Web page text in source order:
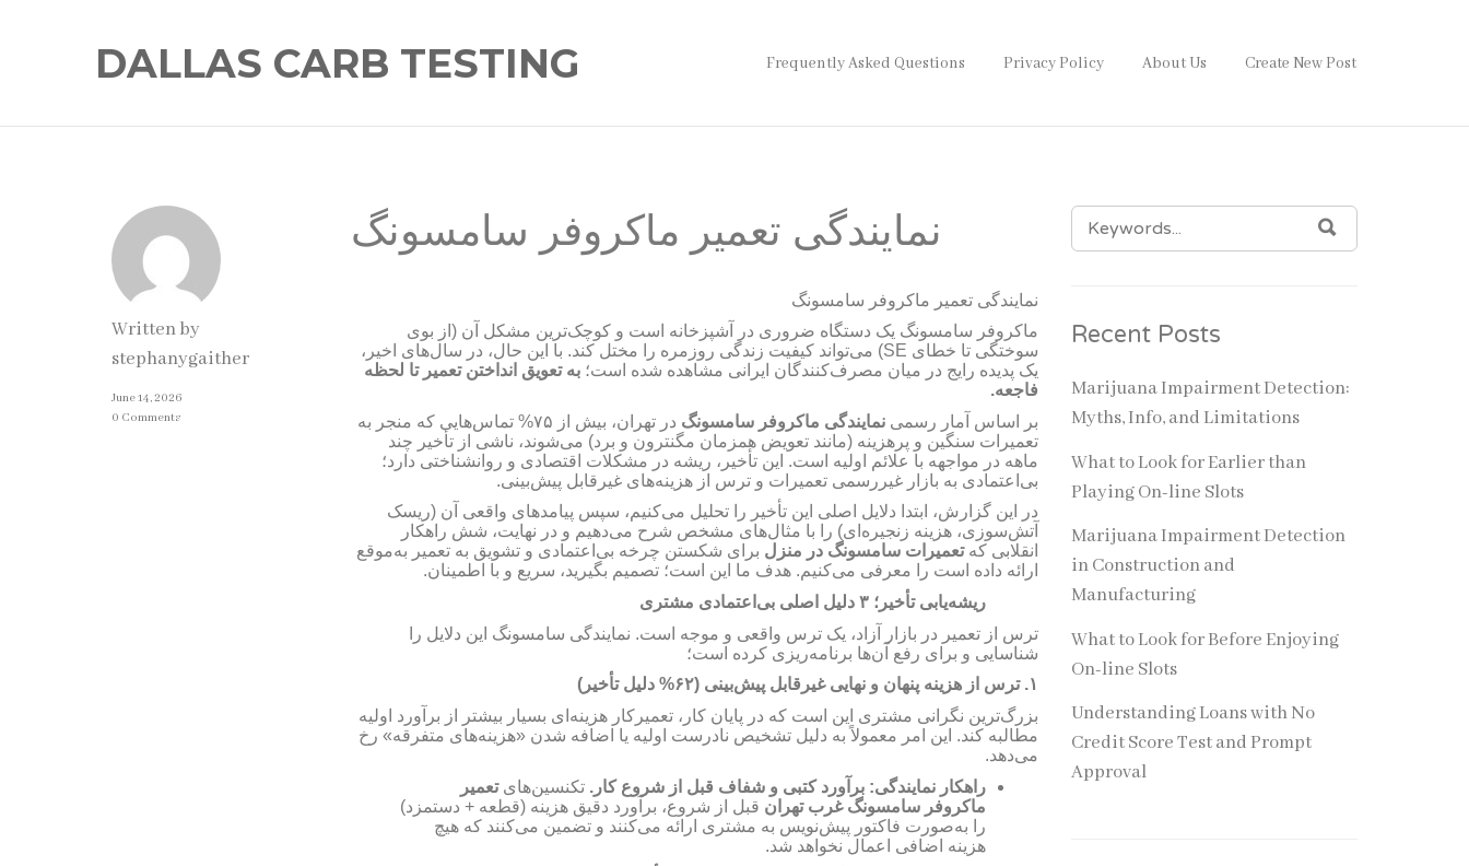
DALLAS CARB TESTING Frequently Asked Questions Privacy Policy About Us Create New Post
Written by
stephanygaither
June 14, 2026
0 Comments
نمایندگی تعمیر ماکروفر سامسونگ
نمایندگی تعمیر ماکروفر سامسونگ
ماکروفر سامسونگ یک دستگاه ضروری در آشپزخانه است و کوچک‌ترین مشکل آن (از بوی
سوختگی تا خطای SE) می‌تواند کیفیت زندگی روزمره را مختل کند. با این حال، در سال‌های اخیر،
یک پدیده رایج در میان مصرف‌کنندگان ایرانی مشاهده شده است؛به تعویق انداختن تعمیر تا لحظه
فاجعه.
بر اساس آمار رسمینمایندگی ماکروفر سامسونگ در تهران، بیش از ۷۵%
تماس‌هایی که منجر به
تعمیرات سنگین و پرهزینه (مانند تعویض همزمان مگنترون و برد) می‌شوند، ناشی از تأخیر چند
ماهه در مواجهه با علائم اولیه است. این تأخیر، ریشه در مشکلات اقتصادی و روانشناختی دارد؛
بی‌اعتمادی به بازار غیررسمی تعمیرات و ترس از هزینه‌های غیرقابل پیش‌بینی.
در این گزارش، ابتدا دلایل اصلی این تأخیر را تحلیل می‌کنیم، سپس پیامدهای واقعی آن (ریسک
آتش‌سوزی، هزینه زنجیره‌ای) را با مثال‌های مشخص شرح می‌دهیم و در نهایت، شش راهکار
انقلابی کهتعمیرات سامسونگ در منزل برای شکستن چرخه بی‌اعتمادی و تشویق به تعمیر به‌موقع
ارائه داده است را معرفی می‌کنیم. هدف ما این است؛ تصمیم بگیرید، سریع و با اطمینان.
ریشه‌یابی تأخیر؛۳ دلیل اصلی بی‌اعتمادی مشتری
ترس از تعمیر در بازار آزاد، یک ترس واقعی و موجه است. نمایندگی سامسونگ این دلایل را
شناسایی و برای رفع آن‌ها برنامه‌ریزی کرده است؛
۱. ترس از هزینه پنهان و نهایی غیرقابل پیش‌بینی (۶۲%
دلیل تأخیر)
بزرگ‌ترین نگرانی مشتری این است که در پایان کار، تعمیرکار هزینه‌ای بسیار بیشتر از برآورد اولیه
مطالبه کند. این امر معمولاً به دلیل تشخیص نادرست اولیه یا اضافه شدن «هزینه‌های متفرقه» رخ
می‌دهد.
راهکار نمایندگی: برآورد کتبی و شفاف قبل از شروع کار. تکنسین‌هایتعمیر
ماکروفر سامسونگ غرب تهران قبل از شروع، برآورد دقیق هزینه (قطعه + دستمزد)
را به‌صورت فاکتور پیش‌نویس به مشتری ارائه می‌کنند و تضمین می‌کنند که هیچ
هزینه اضافی اعمال نخواهد شد.
SEARCH
FOR:
Recent Posts
Marijuana Impairment Detection:
Myths, Info, and Limitations
What to Look for Earlier than
Playing On-line Slots
Marijuana Impairment Detection
in Construction and
Manufacturing
What to Look for Before Enjoying
On-line Slots
Understanding Loans with No
Credit Score Test and Prompt
Approval